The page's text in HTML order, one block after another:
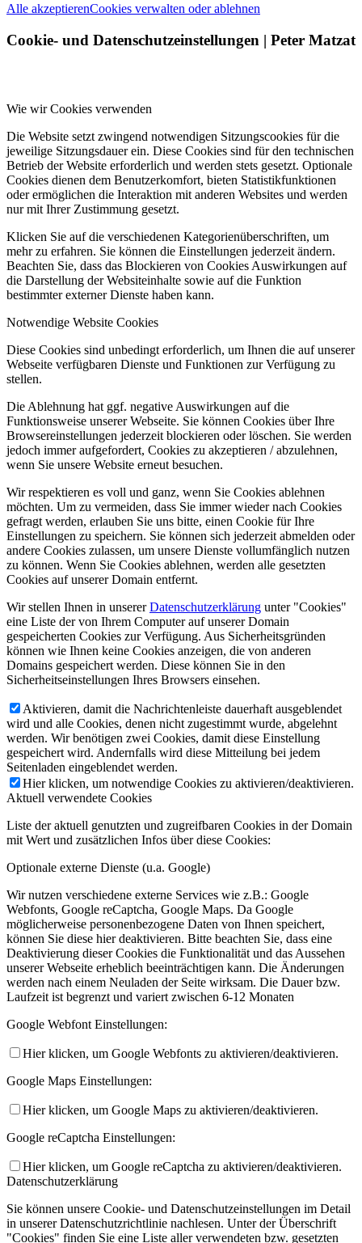
Alle akzeptierenCookies verwalten oder ablehnen
Cookie- und Datenschutzeinstellungen | Peter Matzat
Wie wir Cookies verwenden
Die Website setzt zwingend notwendigen Sitzungscookies für die
jeweilige Sitzungsdauer ein. Diese Cookies sind für den technischen
Betrieb der Website erforderlich und werden stets gesetzt. Optionale
Cookies dienen dem Benutzerkomfort, bieten Statistikfunktionen
oder ermöglichen die Interaktion mit anderen Websites und werden
nur mit Ihrer Zustimmung gesetzt.
Klicken Sie auf die verschiedenen Kategorienüberschriften, um
mehr zu erfahren. Sie können die Einstellungen jederzeit ändern.
Beachten Sie, dass das Blockieren von Cookies Auswirkungen auf
die Darstellung der Websiteinhalte sowie auf die Funktion
bestimmter externer Dienste haben kann.
Notwendige Website Cookies
Diese Cookies sind unbedingt erforderlich, um Ihnen die auf unserer
Webseite verfügbaren Dienste und Funktionen zur Verfügung zu
stellen.
Die Ablehnung hat ggf. negative Auswirkungen auf die
Funktionsweise unserer Webseite. Sie können Cookies über Ihre
Browsereinstellungen jederzeit blockieren oder löschen. Sie werden
jedoch immer aufgefordert, Cookies zu akzeptieren / abzulehnen,
wenn Sie unsere Website erneut besuchen.
Wir respektieren es voll und ganz, wenn Sie Cookies ablehnen
möchten. Um zu vermeiden, dass Sie immer wieder nach Cookies
gefragt werden, erlauben Sie uns bitte, einen Cookie für Ihre
Einstellungen zu speichern. Sie können sich jederzeit abmelden oder
andere Cookies zulassen, um unsere Dienste vollumfänglich nutzen
zu können. Wenn Sie Cookies ablehnen, werden alle gesetzten
Cookies auf unserer Domain entfernt.
Wir stellen Ihnen in unsererDatenschutzerklärung unter "Cookies"
eine Liste der von Ihrem Computer auf unserer Domain
gespeicherten Cookies zur Verfügung. Aus Sicherheitsgründen
können wie Ihnen keine Cookies anzeigen, die von anderen
Domains gespeichert werden. Diese können Sie in den
Sicherheitseinstellungen Ihres Browsers einsehen.
Aktivieren, damit die Nachrichtenleiste dauerhaft ausgeblendet
wird und alle Cookies, denen nicht zugestimmt wurde, abgelehnt
werden. Wir benötigen zwei Cookies, damit diese Einstellung
gespeichert wird. Andernfalls wird diese Mitteilung bei jedem
Seitenladen eingeblendet werden.
Hier klicken, um notwendige Cookies zu aktivieren/deaktivieren.
Aktuell verwendete Cookies
Liste der aktuell genutzten und zugreifbaren Cookies in der Domain
mit Wert und zusätzlichen Infos über diese Cookies:
Optionale externe Dienste (u.a. Google)
Wir nutzen verschiedene externe Services wie z.B.: Google
Webfonts, Google reCaptcha, Google Maps. Da Google
möglicherweise personenbezogene Daten von Ihnen speichert,
können Sie diese hier deaktivieren. Bitte beachten Sie, dass eine
Deaktivierung dieser Cookies die Funktionalität und das Aussehen
unserer Webseite erheblich beeinträchtigen kann. Die Änderungen
werden nach einem Neuladen der Seite wirksam. Die Dauer bzw.
Laufzeit ist begrenzt und variert zwischen 6-12 Monaten
Google Webfont Einstellungen:
Hier klicken, um Google Webfonts zu aktivieren/deaktivieren.
Google Maps Einstellungen:
Hier klicken, um Google Maps zu aktivieren/deaktivieren.
Google reCaptcha Einstellungen:
Hier klicken, um Google reCaptcha zu aktivieren/deaktivieren.
Datenschutzerklärung
Sie können unsere Cookie- und Datenschutzeinstellungen im Detail
in unserer Datenschutzrichtlinie nachlesen. Unter der Überschrift
"Cookies" finden Sie eine Liste aller verwendeten bzw. gesetzten